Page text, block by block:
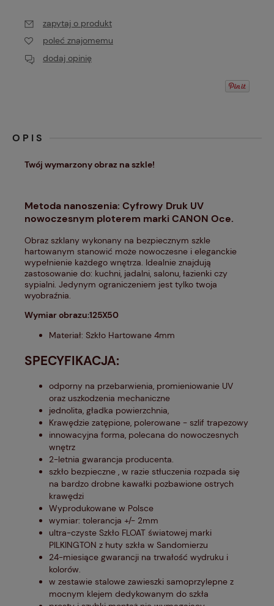
zapytaj o produkt
poleć znajomemu
dodaj opinię
OPIS
Twój wymarzony obraz na szkle!
Metoda nanoszenia: Cyfrowy Druk UV
nowoczesnym ploterem marki CANON Oce.
Obraz szklany wykonany na bezpiecznym szkle
hartowanym stanowić może nowoczesne i eleganckie
wypełnienie każdego wnętrza. Idealnie znajdują
zastosowanie do: kuchni, jadalni, salonu, łazienki czy
sypialni. Jedynym ograniczeniem jest tylko twoja
wyobraźnia.
Wymiar obrazu:125X50
Materiał: Szkło Hartowane 4mm
SPECYFIKACJA:
odporny na przebarwienia, promieniowanie UV
oraz uszkodzenia mechaniczne
jednolita, gładka powierzchnia,
Krawędzie zatępione, polerowane - szlif trapezowy
innowacyjna forma, polecana do nowoczesnych
wnętrz
2-letnia gwarancja producenta.
szkło bezpieczne , w razie stłuczenia rozpada się
na bardzo drobne kawałki pozbawione ostrych
krawędzi
Wyprodukowane w Polsce
wymiar: tolerancja +/- 2mm
ultra-czyste Szkło FLOAT światowej marki
PILKINGTON z huty szkła w Sandomierzu
24-miesiące gwarancji na trwałość wydruku i
kolorów.
w zestawie stalowe zawieszki samoprzylepne z
mocnym klejem dedykowanym do szkła